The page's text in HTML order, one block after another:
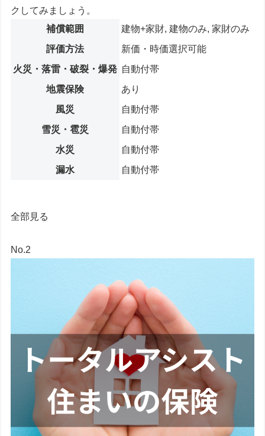
クしてみましょう。
補償範囲
建物+家財, 建物のみ, 家財のみ
評価方法
新価・時価選択可能
火災・落雷・破裂・爆発 自動付帯
地震保険
あり
風災
自動付帯
雪災・雹災
自動付帯
水災
自動付帯
漏水
自動付帯
全部見る
No.2